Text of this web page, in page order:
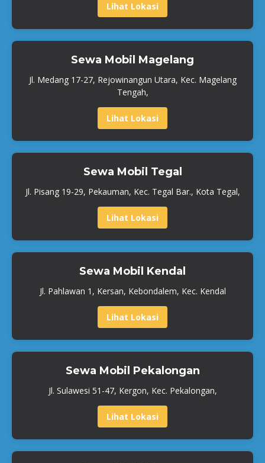
Lihat Lokasi
Sewa Mobil Magelang
Jl. Medang 17-27, Rejowinangun Utara, Kec. Magelang
Tengah,
Lihat Lokasi
Sewa Mobil Tegal
Jl. Pisang 19-29, Pekauman, Kec. Tegal Bar., Kota Tegal,
Lihat Lokasi
Sewa Mobil Kendal
Jl. Pahlawan 1, Kersan, Kebondalem, Kec. Kendal
Lihat Lokasi
Sewa Mobil Pekalongan
Jl. Sulawesi 51-47, Kergon, Kec. Pekalongan,
Lihat Lokasi